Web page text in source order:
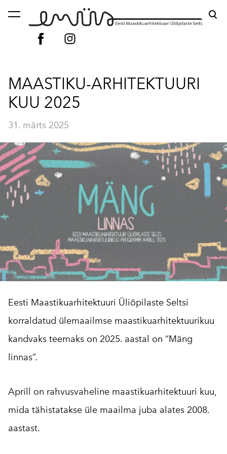
lisati ostukorvi. Vaata ostukorvi
MAASTIKU-ARHITEKTUURI
KUU 2025
31. märts 2025
Eesti Maastikuarhitektuuri Üliõpilaste Seltsi
korraldatud ülemaailmse maastikuarhitektuurikuu
kandvaks teemaks on 2025. aastal on “Mäng
linnas”.
Aprill on rahvusvaheline maastikuarhitektuuri kuu,
mida tähistatakse üle maailma juba alates 2008.
aastast.